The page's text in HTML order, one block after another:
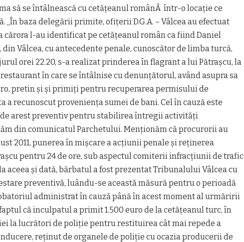
să se întâlnească cu cetățeanul românÂ într-o locație ce
„În baza delegării primite, ofițerii D.G.A. – Vâlcea au efectuat
l-au identificat pe cetățeanul român ca fiind Daniel
din Vâlcea, cu antecedente penale, cunoscător de limba turcă,
orei 22.20, s-a realizat prinderea în flagrant a lui Pătrașcu, la
în care se întâlnise cu denunțătorul, având asupra sa
pretin și și primiți pentru recuperarea permisului de
a recunoscut proveniența sumei de bani. Cel în cauză este
arest preventiv pentru stabilirea întregii activități
din comunicatul Parchetului. Menționăm că procurorii au
2011, punerea în mișcare a acțiunii penale și reținerea
pentru 24 de ore, sub aspectul comiterii infracțiunii de trafic
aceea și dată, bărbatul a fost prezentat Tribunalului Vâlcea cu
preventivă, luându-se această măsură pentru o perioadă
administrat în cauză până în acest moment al urmăririi
că inculpatul a primit 1.500 euro de la cetățeanul turc, în
la lucrători de poliție pentru restituirea cât mai repede a
reținut de organele de poliție cu ocazia producerii de